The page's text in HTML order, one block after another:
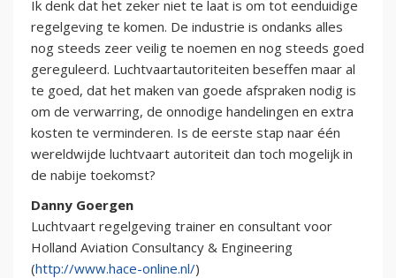
Ik denk dat het zeker niet te laat is om tot eenduidige
regelgeving te komen. De industrie is ondanks alles
nog steeds zeer veilig te noemen en nog steeds goed
gereguleerd. Luchtvaartautoriteiten beseffen maar al
te goed, dat het maken van goede afspraken nodig is
om de verwarring, de onnodige handelingen en extra
kosten te verminderen. Is de eerste stap naar één
wereldwijde luchtvaart autoriteit dan toch mogelijk in
de nabije toekomst?
Danny Goergen
Luchtvaart regelgeving trainer en consultant voor
Holland Aviation Consultancy & Engineering
(http://www.hace-online.nl/)